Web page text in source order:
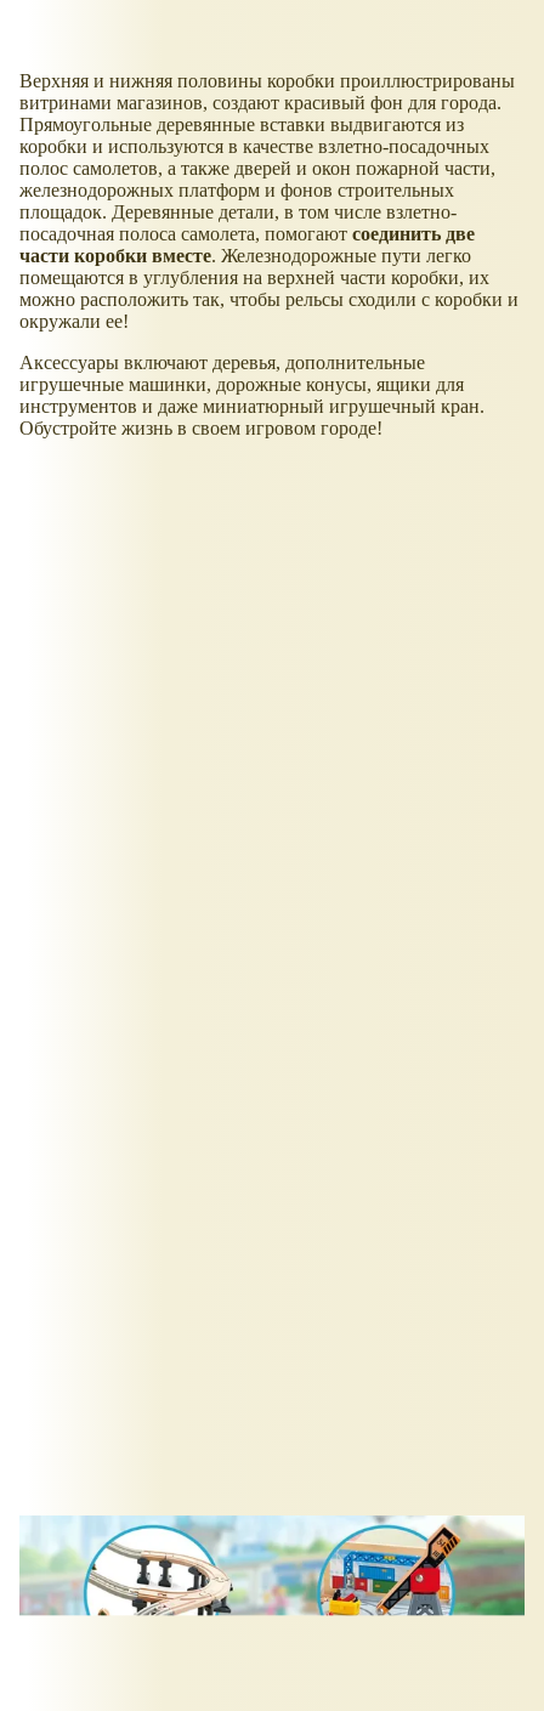
Верхняя и нижняя половины коробки проиллюстрированы
витринами магазинов, создают красивый фон для города.
Прямоугольные деревянные вставки выдвигаются из
коробки и используются в качестве взлетно-посадочных
полос самолетов, а также дверей и окон пожарной части,
железнодорожных платформ и фонов строительных
площадок. Деревянные детали, в том числе взлетно-
посадочная полоса самолета, помогают соединить две
части коробки вместе. Железнодорожные пути легко
помещаются в углубления на верхней части коробки, их
можно расположить так, чтобы рельсы сходили с коробки и
окружали ее!
Аксессуары включают деревья, дополнительные
игрушечные машинки, дорожные конусы, ящики для
инструментов и даже миниатюрный игрушечный кран.
Обустройте жизнь в своем игровом городе!